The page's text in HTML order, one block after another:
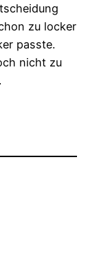
zu locker
passte.
nicht zu